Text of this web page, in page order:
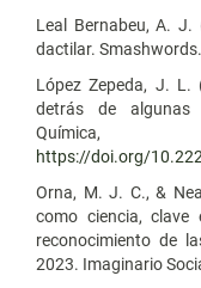
Leal Bernabeu, A.
dactilar. Smashwords.
López Zepeda, J. L.
detrás de algunas
https://doi.org/
Orna, M. J. C., &
como ciencia, clave
reconocimiento de
2023. Imaginario